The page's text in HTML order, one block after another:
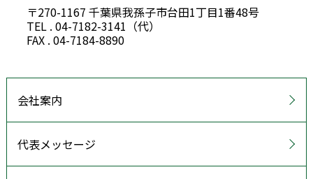
〒270-1167 千葉県我孫子市台田1丁目1番48号
TEL . 04-7182-3141（代）
FAX . 04-7184-8890
会社案内
代表メッセージ